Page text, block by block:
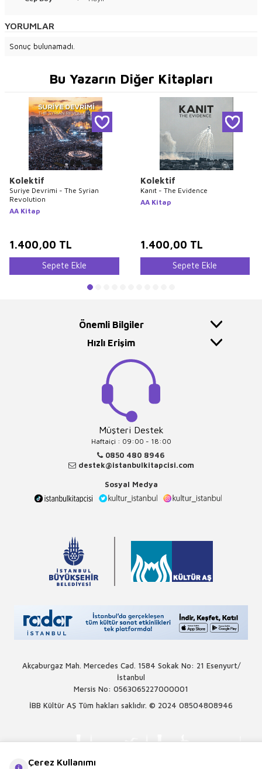
YORUMLAR
Sonuç bulunamadı.
Bu Yazarın Diğer Kitapları
Kolektif
Suriye Devrimi - The Syrian
Revolution
AA Kitap
1.400,00 TL
Sepete Ekle
Kolektif
Kanıt - The Evidence
AA Kitap
1.400,00 TL
Sepete Ekle
Önemli Bilgiler
Hızlı Erişim
Müşteri Destek
Haftaiçi : 09:00 - 18:00
0850 480 8946
destek@istanbulkitapcisi.com
Sosyal Medya
Akçaburgaz Mah. Mercedes Cad. 1584 Sokak No: 21 Esenyurt/
İstanbul
Mersis No: 0563065227000001
İBB Kültür AŞ Tüm hakları saklıdır. © 2024 08504808946
Çerez Kullanımı